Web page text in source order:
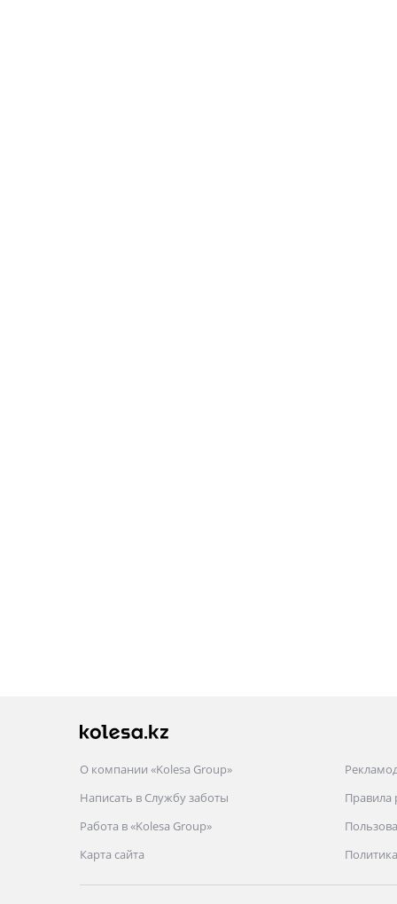
О компании «Kolesa Group»
Написать в Службу заботы
Работа в «Kolesa Group»
Карта сайта
Правила